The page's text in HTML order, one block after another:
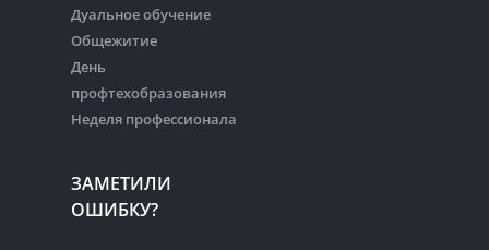
Дуальное обучение
Общежитие
День
профтехобразования
Неделя профессионала
ЗАМЕТИЛИ
ОШИБКУ?